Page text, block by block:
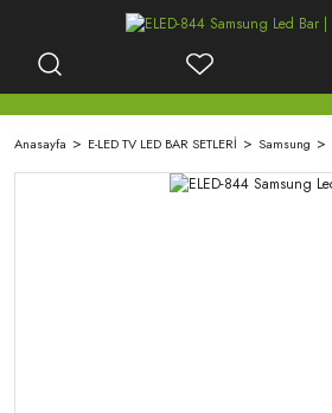
Anasayfa E-LED TV LED BAR SETLERİ Samsung